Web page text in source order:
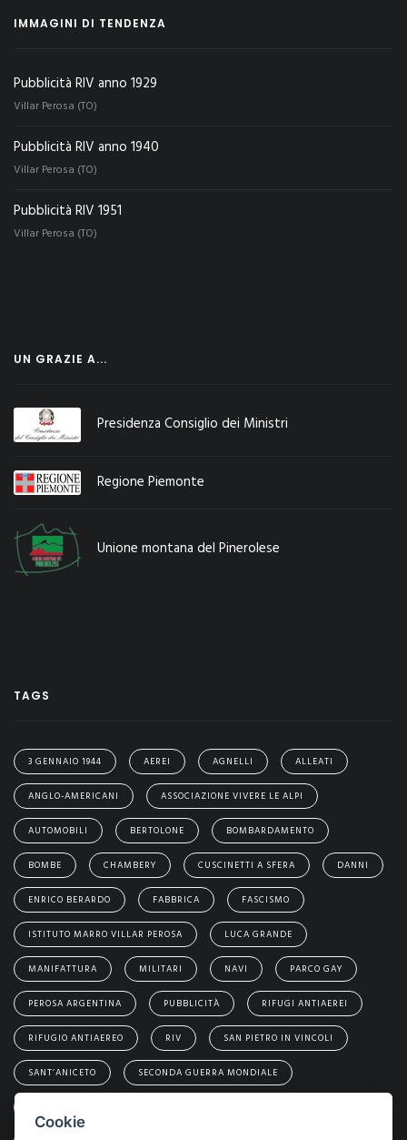
IMMAGINI DI TENDENZA
Pubblicità RIV anno 1929
Villar Perosa (TO)
Pubblicità RIV anno 1940
Villar Perosa (TO)
Pubblicità RIV 1951
Villar Perosa (TO)
UN GRAZIE A...
Presidenza Consiglio dei Ministri
Regione Piemonte
Unione montana del Pinerolese
TAGS
3 GENNAIO 1944 AEREI AGNELLI ALLEATI
ANGLO-AMERICANI ASSOCIAZIONE VIVERE LE ALPI
AUTOMOBILI BERTOLONE BOMBARDAMENTO
BOMBE CHAMBERY CUSCINETTI A SFERA DANNI
ENRICO BERARDO FABBRICA FASCISMO
ISTITUTO MARRO VILLAR PEROSA LUCA GRANDE
MANIFATTURA MILITARI NAVI PARCO GAY
PEROSA ARGENTINA PUBBLICITÀ RIFUGI ANTIAEREI
RIFUGIO ANTIAEREO RIV SAN PIETRO IN VINCOLI
SANT’ANICETO SECONDA GUERRA MONDIALE
Cookie